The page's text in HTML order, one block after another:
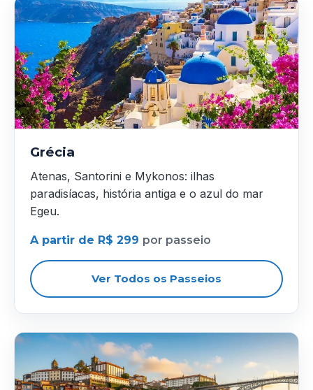
Grécia
Atenas, Santorini e Mykonos: ilhas
paradisíacas, história antiga e o azul do mar
Egeu.
A partir de R$ 299 por passeio
Ver Todos os Passeios